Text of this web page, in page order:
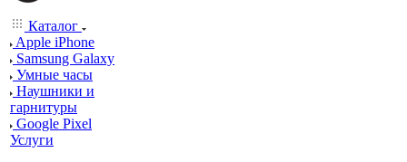
Каталог
Apple iPhone
Samsung Galaxy
Умные часы
Наушники и
гарнитуры
Google Pixel
Услуги